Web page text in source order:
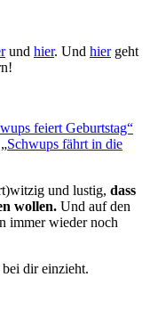
und hier. Und hiergeht
feiert Geburtstag“
Schwups fährt in die
und lustig, dass
wollen. Und auf den
immer wieder noch
dir einzieht.